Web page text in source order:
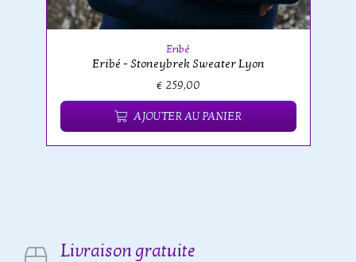
Eribé
Eribé - Stoneybrek Sweater Lyon
€ 259,00
AJOUTER AU PANIER
Livraison gratuite